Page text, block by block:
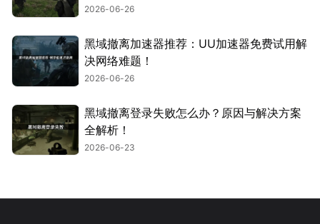
2026-06-26
黑域撤离加速器推荐：UU加速器免费试用解
决网络难题！
2026-06-26
黑域撤离登录失败怎么办？原因与解决方案
全解析！
2026-06-23